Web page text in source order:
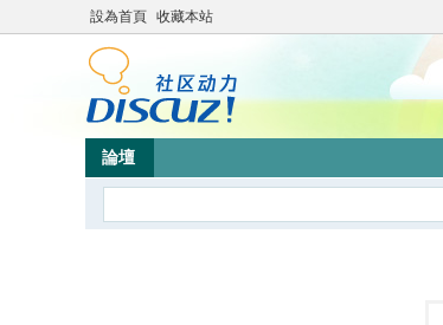
設為首頁 收藏本站
論壇